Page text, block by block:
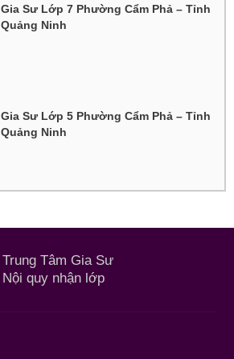
Gia Sư Lớp 7 Phường Cẩm Phả – Tỉnh
Quảng Ninh
Gia Sư Lớp 5 Phường Cẩm Phả – Tỉnh
Quảng Ninh
Trung Tâm Gia Sư
Nội quy nhận lớp